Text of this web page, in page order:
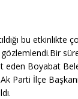
bu etkinlikte
eden Boyabat
Parti İlçe